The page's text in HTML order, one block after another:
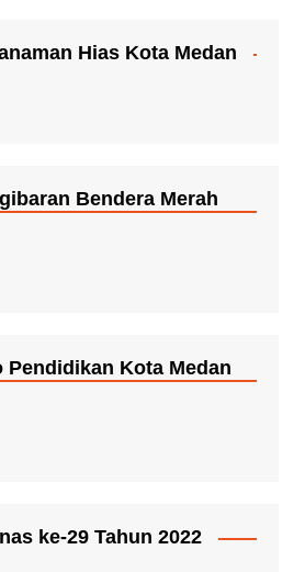
Hias Kota Medan
Bendera Merah
Pendidikan Kota Medan
ke-29 Tahun 2022